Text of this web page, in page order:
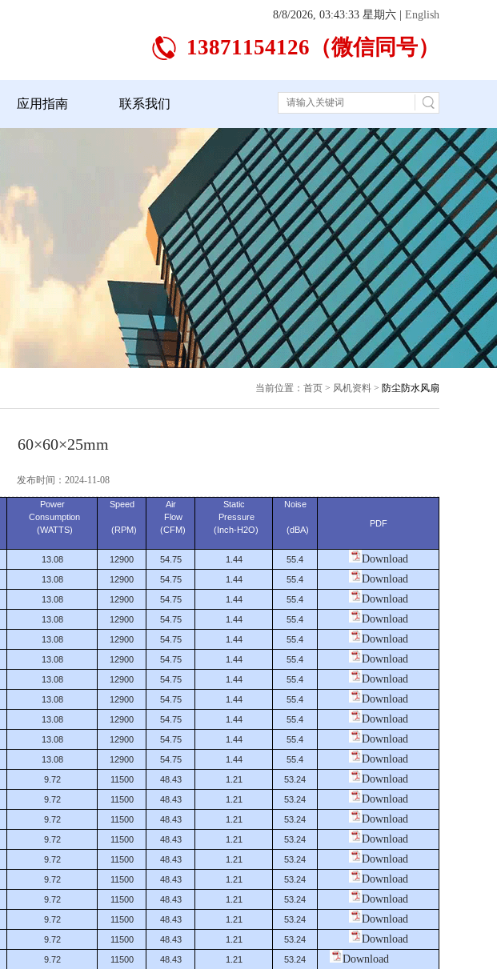
8/8/2026, 03:43:33 星期六 English
13871154126（微信同号）
应用指南 联系我们
当前位置：首页 > 风机资料 > 防尘防水风扇
60×60×25mm
发布时间：2024-11-08
Power
Consumption
(WATTS)
Speed
(RPM)
Air
Flow
(CFM)
Static
Pressure
(Inch-H2O)
Noise
(dBA)
PDF
13.08 12900 54.75 1.44 55.4 Download
13.08 12900 54.75 1.44 55.4 Download
13.08 12900 54.75 1.44 55.4 Download
13.08 12900 54.75 1.44 55.4 Download
13.08 12900 54.75 1.44 55.4 Download
13.08 12900 54.75 1.44 55.4 Download
13.08 12900 54.75 1.44 55.4 Download
13.08 12900 54.75 1.44 55.4 Download
13.08 12900 54.75 1.44 55.4 Download
13.08 12900 54.75 1.44 55.4 Download
13.08 12900 54.75 1.44 55.4 Download
9.72 11500 48.43 1.21 53.24 Download
9.72 11500 48.43 1.21 53.24 Download
9.72 11500 48.43 1.21 53.24 Download
9.72 11500 48.43 1.21 53.24 Download
9.72 11500 48.43 1.21 53.24 Download
9.72 11500 48.43 1.21 53.24 Download
9.72 11500 48.43 1.21 53.24 Download
9.72 11500 48.43 1.21 53.24 Download
9.72 11500 48.43 1.21 53.24 Download
9.72 11500 48.43 1.21 53.24 Download